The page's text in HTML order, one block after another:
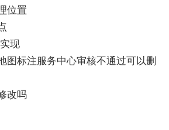
位置
现
图标注服务中心审核不通过可以删
改吗